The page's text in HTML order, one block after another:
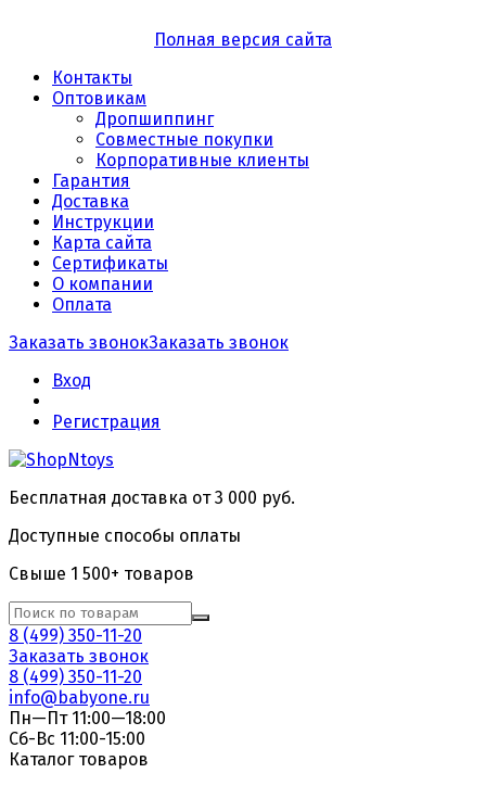
Полная версия сайта
Контакты
Оптовикам
Дропшиппинг
Совместные покупки
Корпоративные клиенты
Гарантия
Доставка
Инструкции
Карта сайта
Сертификаты
О компании
Оплата
Заказать звонокЗаказать звонок
Вход
Регистрация
Бесплатная доставка от 3 000 руб.
Доступные способы оплаты
Свыше 1 500+ товаров
8 (499) 350-11-20
Заказать звонок
8 (499) 350-11-20
info@babyone.ru
Пн—Пт 11:00—18:00
Сб-Вс 11:00-15:00
Каталог товаров